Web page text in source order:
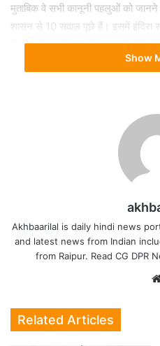
मुताबिक वे सभी कानूनी पहलुओं को
शासन से 10 सवाल पूछे हैं। इसमें इंदिरा
किए गए हैं, उसे लेकर भी सवाल है।
CHHATTISGARH
Show
Akhbaarilal is daily hindi news
and latest news from Indian
from Raipur. Read CG DPR
Related Articles